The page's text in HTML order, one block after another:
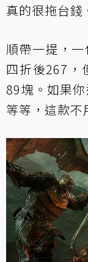
真的很拖台錢
順帶一提，
四折後267，
89塊。如果
等等，這款不